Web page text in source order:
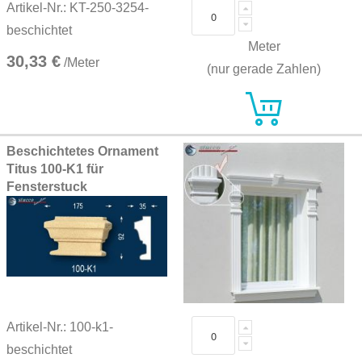
Artikel-Nr.: KT-250-3254-
beschichtet
30,33 € /Meter
Meter
(nur gerade Zahlen)
Beschichtetes Ornament
Titus 100-K1 für
Fensterstuck
Artikel-Nr.: 100-k1-
beschichtet